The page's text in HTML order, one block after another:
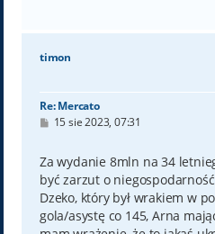
timon
Re: Mercato
P
t
15 sie 2023, 07:31
Za wydanie 8mln na 34
być zarzut o
Dzeko, który był wrakiem w
gola/asystę co 145, Arna